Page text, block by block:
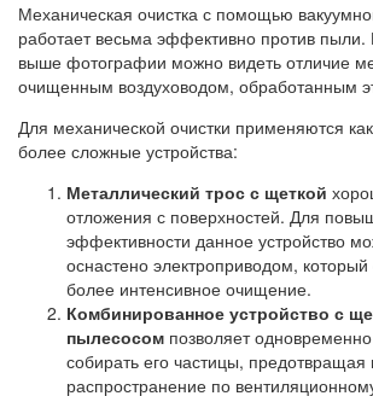
Механическая очистка с помощью
работает весьма эффективно против
выше фотографии можно видеть отличие
очищенным воздуховодом, обработанным
Для механической очистки применяются
более сложные устройства:
Металлический трос с щеткой
отложения с поверхностей. Для
эффективности данное устройство
оснастено электроприводом,
более интенсивное очищение.
Комбинированное устройство с
пылесосом позволяет
собирать его частицы, предотвращая
распространение по